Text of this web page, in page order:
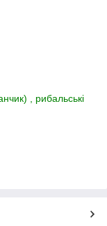
, рибальські